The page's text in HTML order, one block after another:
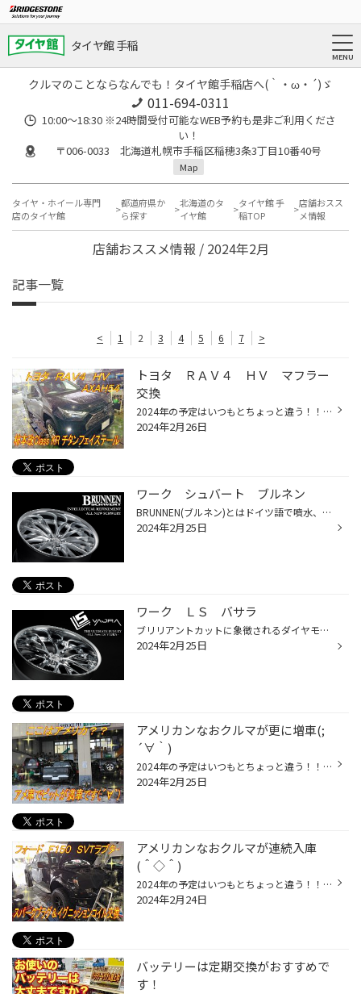
タイヤ館 手稲
クルマのことならなんでも！タイヤ館手稲店へ(｀・ω・´)ゞ
011-694-0311
10:00～18:30 ※24時間受付可能なWEB予約も是非ご利用くださ
い！
〒006-0033 北海道札幌市手稲区稲穂3条3丁目10番40号
Map
タイヤ・ホイール専門
店のタイヤ館
都道府県か
ら探す
北海道のタ
イヤ館
タイヤ館 手
稲TOP
店舗おスス
メ情報
店舗おススメ情報 / 2024年2月
記事一覧
< 1 2 3 4 5 6 7 >
トヨタ ＲＡＶ４ ＨＶ マフラー
交換
2024年の予定はいつもとちょっと違う！！ どうも、タイヤ館手稲店 ”２月は個人的にも忙しい月、頑張らなきゃ！” 実行委員長かけるです。 表題の件 ‶トヨタ ＲＡＶ４ ＨＶ” ‶ＡＸＡＨ５４” ‶柿本改 ＣｌａｓｓＫＲ チタンフェイステール取付” こちらのお客様はマフラーのご相談を以前いただいており...
2024年2月26日
ワーク シュバート ブルネン
BRUNNEN(ブルネン)とはドイツ語で噴水、泉の意味を持ちます。『シュヴァート・ブルネン』と言うプロダクトネームは、鋳造製法による造形美を極限まで生かすことにより、剣の持つ鋭さと泉から噴き出す噴水をイメージした立体的なデザインである事に由来します。
2024年2月25日
ワーク ＬＳ バサラ
ブリリアントカットに象徴されるダイヤモンドの輝きを彷彿させるオリジナリティ溢れるエッジーなデザイン。バサラカットとも呼べるそれらを活かす全方位への輝きを彷彿させる各種カラーリングは、鍛造素材の持つ硬質感がより⾼まる事を最⼤限に可能にした。よりダイナミックに、より迫⼒あるフルリ...
2024年2月25日
アメリカンなおクルマが更に増車(;
´∀｀)
2024年の予定はいつもとちょっと違う！！ どうも、タイヤ館手稲店 ”２月は個人的にも忙しい月、頑張らなきゃ！” 実行委員長かけるです。 表題の件 ‶ピットがアメリカブランドのおクルマで一杯に！！” ‶ジープ パトリオット ４輪アライメント” ‶フォード Ｆ１５０ ＳＶＴラプター その他整備” ‶ジー...
2024年2月25日
アメリカンなおクルマが連続入庫
(＾◇＾)
2024年の予定はいつもとちょっと違う！！ どうも、タイヤ館手稲店 ”２月は個人的にも忙しい月、頑張らなきゃ！” 実行委員長かけるです。 表題の件 ‶フォード Ｆ１５０ ＳＶＴラプター” ‶スパークプラグ＆イグニッションコイル交換” こちらのおクルマは、クルマ屋さんからのご依頼でプラグ＆イグニッ...
2024年2月24日
バッテリーは定期交換がおすすめで
す！